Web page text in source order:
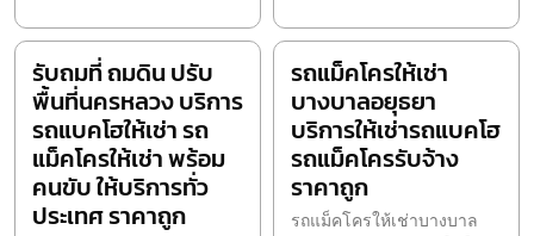
รับถมที่ ถมดิน ปรับ
พื้นที่นครหลวง บริการ
รถแบคโฮให้เช่า รถ
แม็คโครให้เช่า พร้อม
คนขับ ให้บริการทั่ว
ประเทศ ราคาถูก
รถแม็คโครให้เช่า
บางบาลอยุธยา
บริการให้เช่ารถแบคโฮ
รถแม็คโครรับจ้าง
ราคาถูก
รถแม็คโครให้เช่าบางบาล